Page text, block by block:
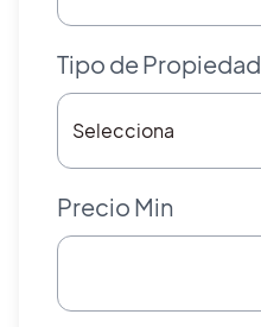
Tipo de Propiedad
Precio Min